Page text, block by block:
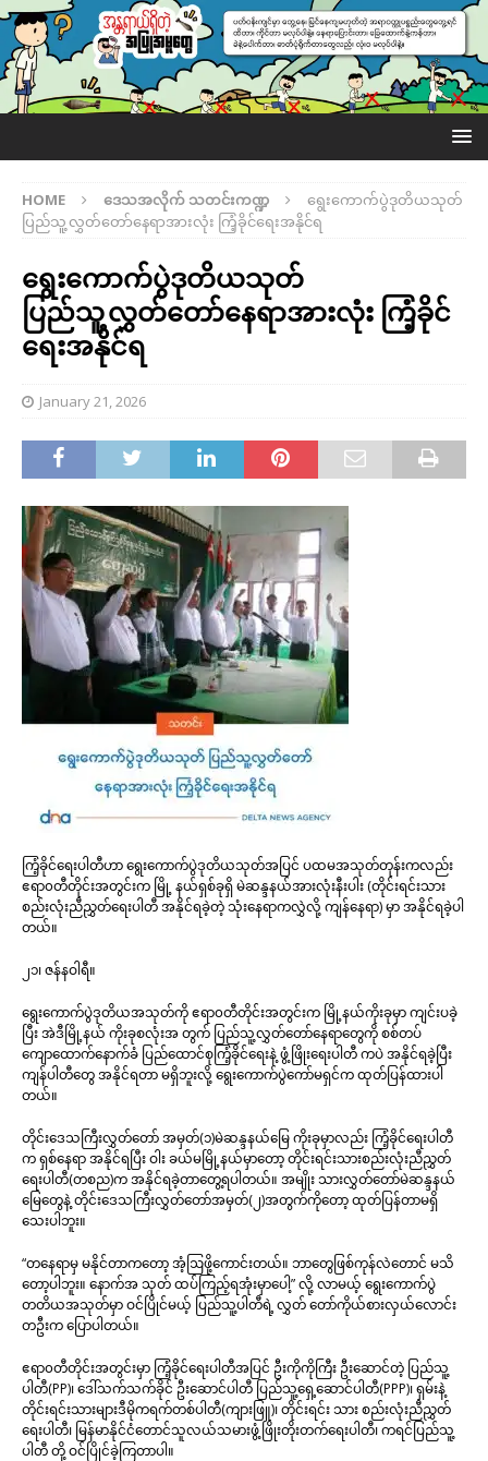
HOME ဒေသအလိုက် သတင်းကဏ္ဍ
ရွေးကောက်ပွဲဒုတိယသုတ်
ပြည်သူ့လွှတ်တော်နေရာအားလုံး ကြံ့ခိုင်ရေးအနိုင်ရ
ရွေးကောက်ပွဲဒုတိယသုတ်
ပြည်သူ့လွှတ်တော်နေရာအားလုံး ကြံ့ခိုင်
ရေးအနိုင်ရ
January 21, 2026
ကြံ့ခိုင်ရေးပါတီဟာ ရွေးကောက်ပွဲဒုတိယသုတ်အပြင် ပထမအသုတ်တုန်းကလည်း
ဧရာ၀တီတိုင်းအတွင်းက မြို့ နယ်ရှစ်ခုရှိ မဲဆန္ဒနယ်အားလုံးနီးပါး (တိုင်းရင်းသား
စည်းလုံးညီညွှတ်ရေးပါတီ အနိုင်ရခဲ့တဲ့ သုံးနေရာကလွှဲလို့ ကျန်နေရာ) မှာ အနိုင်ရခဲ့ပါ
တယ်။
၂၁၊ ဇန်နဝါရီ။
ရွေးကောက်ပွဲဒုတိယအသုတ်ကို ဧရာ၀တီတိုင်းအတွင်းက မြို့နယ်ကိုးခုမှာ ကျင်းပခဲ့
ပြီး အဲဒီမြို့နယ် ကိုးခုစလုံးအ တွက် ပြည်သူ့လွှတ်တော်နေရာတွေကို စစ်တပ်
ကျောထောက်နောက်ခံ ပြည်ထောင်စုကြံ့ခိုင်ရေးနဲ့ ဖွံ့ဖြိုးရေးပါတီ ကပဲ အနိုင်ရခဲ့ပြီး
ကျန်ပါတီတွေ အနိုင်ရတာ မရှိဘူးလို့ ရွေးကောက်ပွဲကော်မရှင်က ထုတ်ပြန်ထားပါ
တယ်။
တိုင်းဒေသကြီးလွှတ်တော် အမှတ်(၁)မဲဆန္ဒနယ်မြေ ကိုးခုမှာလည်း ကြံ့ခိုင်ရေးပါတီ
က ရှစ်နေရာ အနိုင်ရပြီး ဝါး ခယ်မမြို့နယ်မှာတော့ တိုင်းရင်းသားစည်းလုံးညီညွှတ်
ရေးပါတီ(တစည)က အနိုင်ရခဲ့တာတွေ့ရပါတယ်။ အမျိုး သားလွှတ်တော်မဲဆန္ဒနယ်
မြေတွေနဲ့ တိုင်းဒေသကြီးလွှတ်တော်အမှတ်(၂)အတွက်ကိုတော့ ထုတ်ပြန်တာမရှိ
သေးပါဘူး။
“တနေရာမှ မနိုင်တာကတော့ အံ့ဩဖို့ကောင်းတယ်။ ဘာတွေဖြစ်ကုန်လဲတောင် မသိ
တော့ပါဘူး။ နောက်အ သုတ် ထပ်ကြည့်ရအုံးမှာပေါ့” လို့ လာမယ့် ရွေးကောက်ပွဲ
တတိယအသုတ်မှာ ဝင်ပြိုင်မယ့် ပြည်သူ့ပါတီရဲ့ လွှတ် တော်ကိုယ်စားလှယ်လောင်း
တဦးက ပြောပါတယ်။
ဧရာ၀တီတိုင်းအတွင်းမှာ ကြံ့ခိုင်ရေးပါတီအပြင် ဦးကိုကိုကြီး ဦးဆောင်တဲ့ ပြည်သူ့
ပါတီ(PP)၊ ဒေါ်သက်သက်ခိုင် ဦးဆောင်ပါတီ ပြည်သူ့ရှေ့ဆောင်ပါတီ(PPP)၊ ရှမ်းနဲ့
တိုင်းရင်းသားများဒီမိုကရက်တစ်ပါတီ(ကျားဖြူ)၊ တိုင်းရင်း သား စည်းလုံးညီညွှတ်
ရေးပါတီ၊ မြန်မာနိုင်ငံတောင်သူလယ်သမားဖွံ့ဖြိုးတိုးတက်ရေးပါတီ၊ ကရင်ပြည်သူ့
ပါတီ တို့ ဝင်ပြိုင်ခဲ့ကြတာပါ။